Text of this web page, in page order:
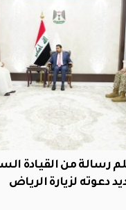
رسالة من القيادة
دعوته لزيارة الرياض